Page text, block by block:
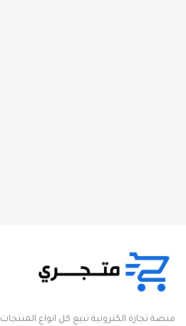
منصة تجارة الكترونية تبيع كل انواع المنتجات